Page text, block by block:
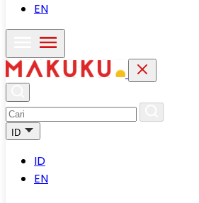
EN
ID
ID
EN